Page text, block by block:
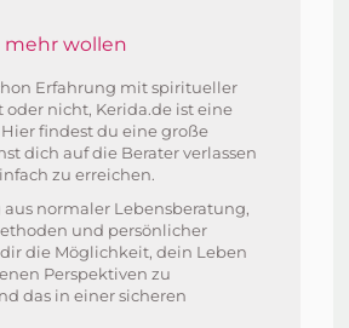
mehr wollen
Erfahrung mit spiritueller
oder nicht, Kerida.de ist eine
findest du eine große
dich auf die Berater verlassen
zu erreichen.
normaler Lebensberatung,
und persönlicher
die Möglichkeit, dein Leben
Perspektiven zu
das in einer sicheren